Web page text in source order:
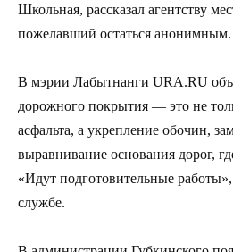
Школьная, рассказал агентству
пожелавший остаться анонимным.
В мэрии Лабытнанги URA.RU
дорожного покрытия — это не
асфальта, а укрепление обочин,
выравнивание основания дорог,
«Идут подготовительные
службе.